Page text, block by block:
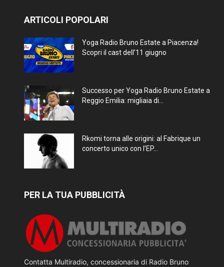
ARTICOLI POPOLARI
Yoga Radio Bruno Estate a Piacenza!
Scopri il cast dell’11 giugno
Successo per Yoga Radio Bruno Estate a
Reggio Emilia: migliaia di...
Rkomi torna alle origini: al Fabrique un
concerto unico con l’EP...
PER LA TUA PUBBLICITÀ
Contatta Multiradio, concessionaria di Radio Bruno